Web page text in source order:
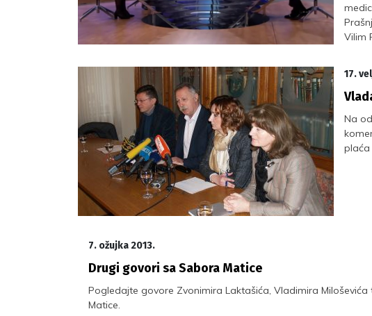
Vilim
17.
Na
plaća
7. ožujka 2013.
Drugi govori sa Sabora Matice
Pogledajte govore Zvonimira Laktašića, Vladimira
Matice.